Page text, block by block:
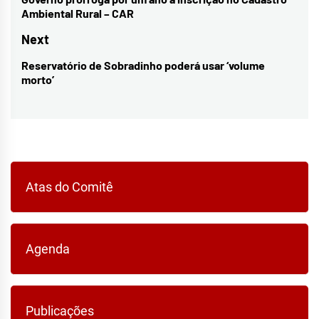
post:
Ambiental Rural – CAR
Next
Next
post:
Reservatório de Sobradinho poderá usar ‘volume
morto’
Atas do Comitê
Agenda
Publicações